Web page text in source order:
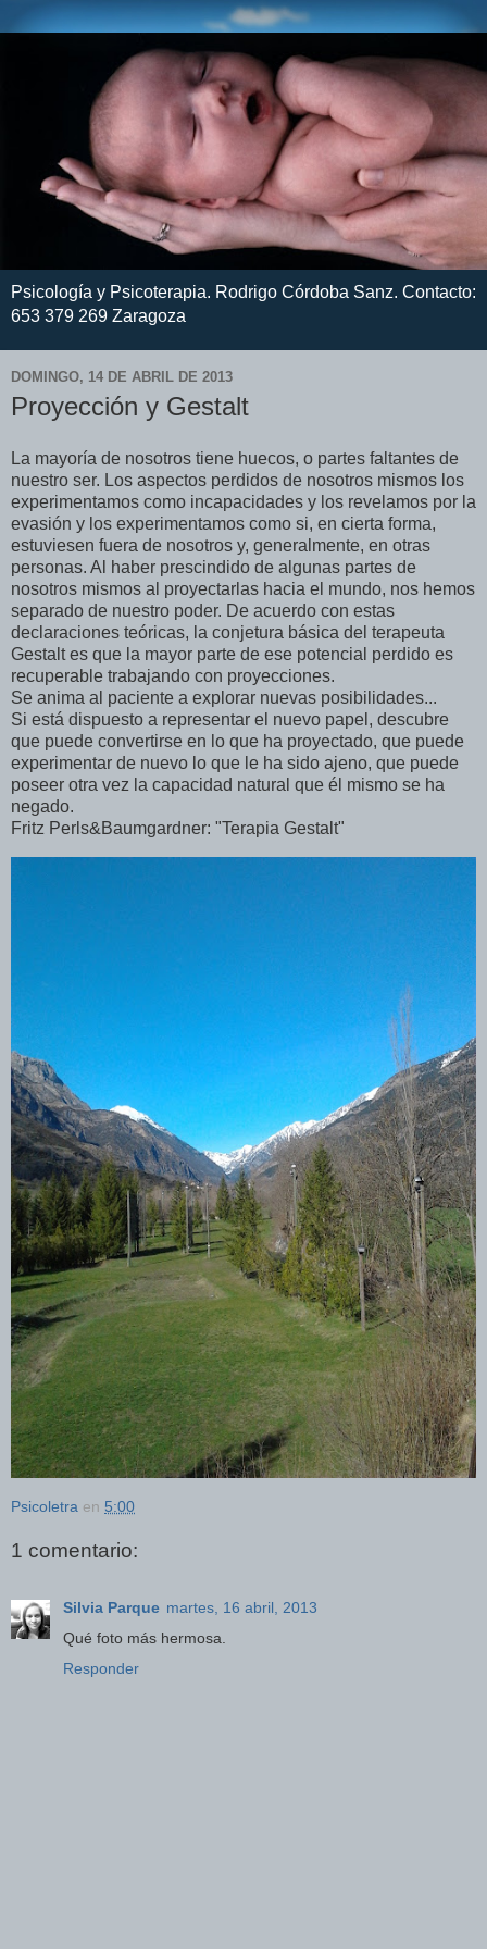
Psicología y Psicoterapia. Rodrigo Córdoba Sanz. Contacto:
653 379 269 Zaragoza
DOMINGO, 14 DE ABRIL DE 2013
Proyección y Gestalt
La mayoría de nosotros tiene huecos, o partes faltantes de
nuestro ser. Los aspectos perdidos de nosotros mismos los
experimentamos como incapacidades y los revelamos por la
evasión y los experimentamos como si, en cierta forma,
estuviesen fuera de nosotros y, generalmente, en otras
personas. Al haber prescindido de algunas partes de
nosotros mismos al proyectarlas hacia el mundo, nos hemos
separado de nuestro poder. De acuerdo con estas
declaraciones teóricas, la conjetura básica del terapeuta
Gestalt es que la mayor parte de ese potencial perdido es
recuperable trabajando con proyecciones.
Se anima al paciente a explorar nuevas posibilidades...
Si está dispuesto a representar el nuevo papel, descubre
que puede convertirse en lo que ha proyectado, que puede
experimentar de nuevo lo que le ha sido ajeno, que puede
poseer otra vez la capacidad natural que él mismo se ha
negado.
Fritz Perls&Baumgardner: "Terapia Gestalt"
Psicoletra en 5:00
1 comentario:
Silvia Parque martes, 16 abril, 2013
Qué foto más hermosa.
Responder